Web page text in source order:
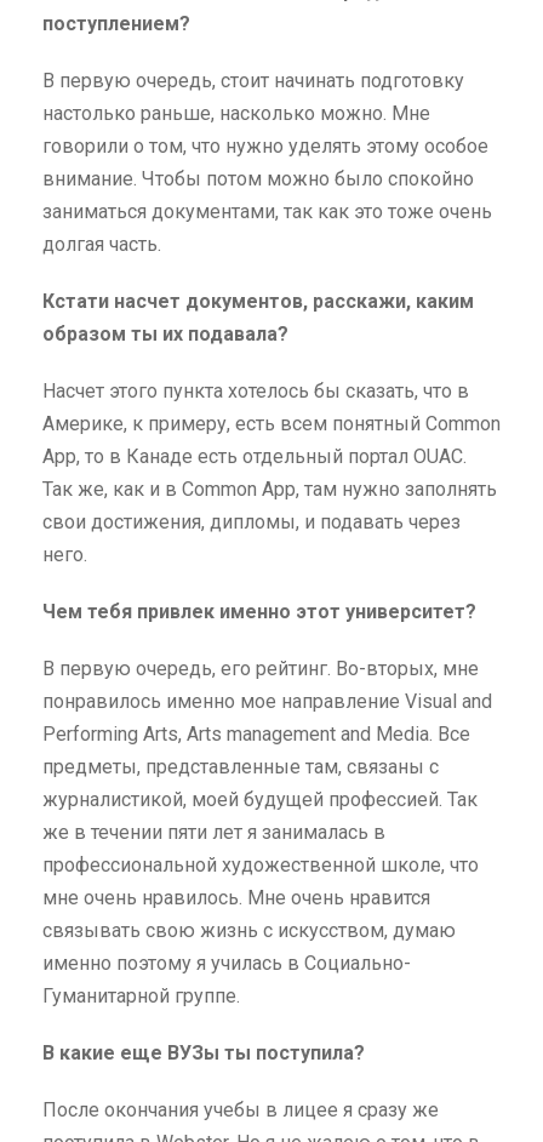
поступлением?
В первую очередь, стоит начинать подготовку
настолько раньше, насколько можно. Мне
говорили о том, что нужно уделять этому особое
внимание. Чтобы потом можно было спокойно
заниматься документами, так как это тоже очень
долгая часть.
Кстати насчет документов, расскажи, каким
образом ты их подавала?
Насчет этого пункта хотелось бы сказать, что в
Америке, к примеру, есть всем понятный Common
App, то в Канаде есть отдельный портал OUAC.
Так же, как и в Common App, там нужно заполнять
свои достижения, дипломы, и подавать через
него.
Чем тебя привлек именно этот университет?
В первую очередь, его рейтинг. Во-вторых, мне
понравилось именно мое направление Visual and
Performing Arts, Arts management and Media. Все
предметы, представленные там, связаны с
журналистикой, моей будущей профессией. Так
же в течении пяти лет я занималась в
профессиональной художественной школе, что
мне очень нравилось. Мне очень нравится
связывать свою жизнь с искусством, думаю
именно поэтому я училась в Социально-
Гуманитарной группе.
В какие еще ВУЗы ты поступила?
После окончания учебы в лицее я сразу же